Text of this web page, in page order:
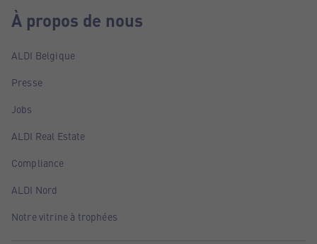
À propos de nous
ALDI Belgique
Presse
Jobs
ALDI Real Estate
Compliance
ALDI Nord
Notre vitrine à trophées